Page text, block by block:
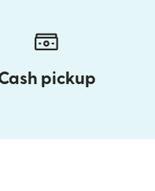
pickup